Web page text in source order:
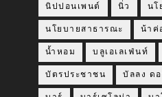
นิปปอนเพนต์ นิ่ว นโ
นโยบายสาธารณะ น้าค่
น้ำหอม บลูเอเลเฟ่นท์
บัตรประชาชน บัลลง ดอ